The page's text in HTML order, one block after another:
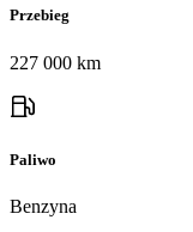
Przebieg
227 000 km
Paliwo
Benzyna